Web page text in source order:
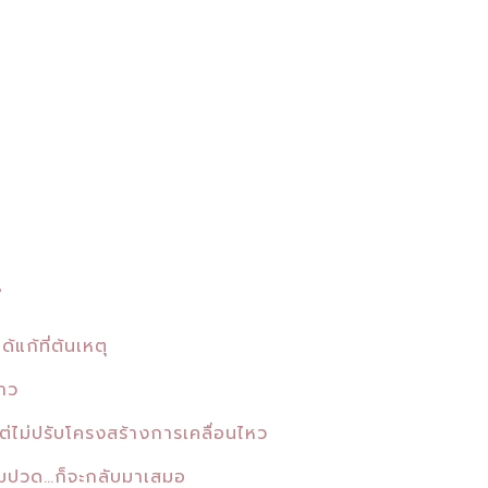
ด้แก้ที่ต้นเหตุ
ว
ปรับโครงสร้างการเคลื่อนไหว
วด…ก็จะกลับมาเสมอ